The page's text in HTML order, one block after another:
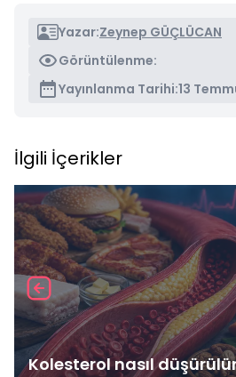
Yazar:Zeynep GÜÇLÜCAN
Görüntülenme:
Yayınlanma Tarihi:13
İlgili İçerikler
Kolesterol nasıl